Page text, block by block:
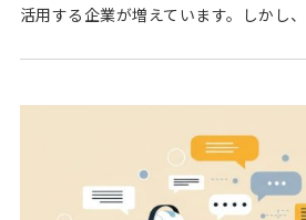
活用する企業が増えています。しかし